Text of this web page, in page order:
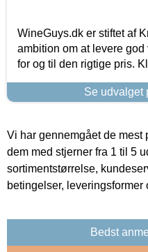
WineGuys.dk er stiftet af
ambition om at levere
for og til den rigtige pris.
Se udvalget
Vi har gennemgået de
dem med stjerner fra 1 til 5
sortimentstørrelse,
betingelser,
Bedst